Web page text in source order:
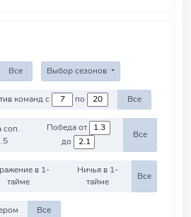
Все Выбор сезонов
Против команд с по Все
соп.
Победа от
до
Все
в 1-
тайме
Ничья в 1-
тайме
Все
Все